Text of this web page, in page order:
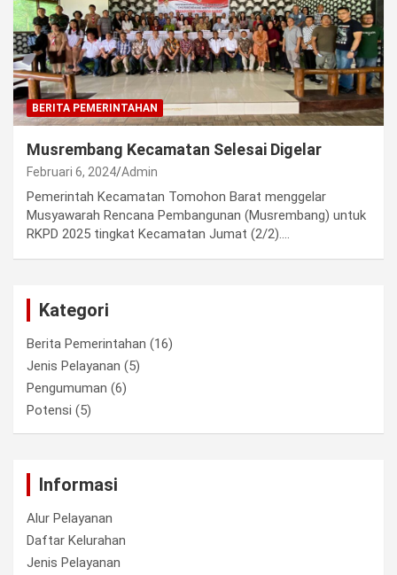
BERITA PEMERINTAHAN
Musrembang Kecamatan Selesai Digelar
Februari 6, 2024 Admin
Pemerintah Kecamatan Tomohon Barat menggelar
Musyawarah Rencana Pembangunan (Musrembang) untuk
RKPD 2025 tingkat Kecamatan Jumat (2/2).…
Kategori
Berita Pemerintahan (16)
Jenis Pelayanan (5)
Pengumuman (6)
Potensi (5)
Informasi
Alur Pelayanan
Daftar Kelurahan
Jenis Pelayanan